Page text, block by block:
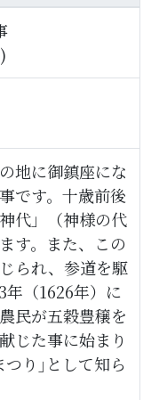
地に御鎮座にな
です。十歳前後
代」（神様の代
す。また、この
られ、参道を駆
年（1626年）に
民が五穀豊穣を
じた事に始まり
り｣として知ら